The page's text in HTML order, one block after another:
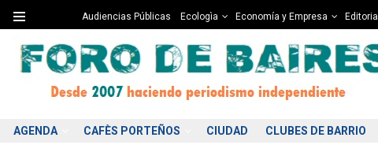
Audiencias Públicas Ecologìa Economía y Empresa Editorial
AGENDA CAFÈS PORTEÑOS CIUDAD CLUBES DE BARRIO